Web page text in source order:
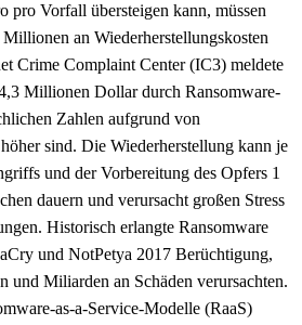
pro Vorfall übersteigen kann, müssen
an Wiederherstellungskosten
Crime Complaint Center (IC3) meldete
Millionen Dollar durch Ransomware-
Zahlen aufgrund von
sind. Die Wiederherstellung kann je
und der Vorbereitung des Opfers 1
dauern und verursacht großen Stress
Historisch erlangte Ransomware
und NotPetya 2017 Berüchtigung,
und Miliarden an Schäden verursachten.
as-a-Service-Modelle (RaaS)